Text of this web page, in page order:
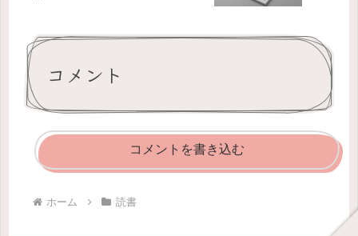
コメント
コメントを書き込む
ホーム 読書